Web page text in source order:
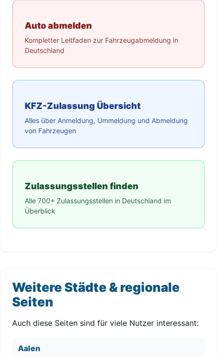
Auto abmelden
Kompletter Leitfaden zur Fahrzeugabmeldung in
Deutschland
KFZ-Zulassung Übersicht
Alles über Anmeldung, Ummeldung und Abmeldung
von Fahrzeugen
Zulassungsstellen finden
Alle 700+ Zulassungsstellen in Deutschland im
Überblick
Weitere Städte & regionale
Seiten
Auch diese Seiten sind für viele Nutzer interessant:
Aalen